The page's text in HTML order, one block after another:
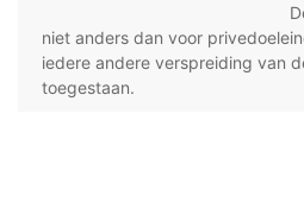
niet anders dan voor
iedere andere verspreiding van
toegestaan.